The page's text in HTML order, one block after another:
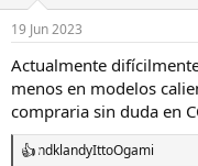
19 Jun 2023
Actualmente
menos en modelos
compraria sin duda en
R
ndklandyIttoOgami